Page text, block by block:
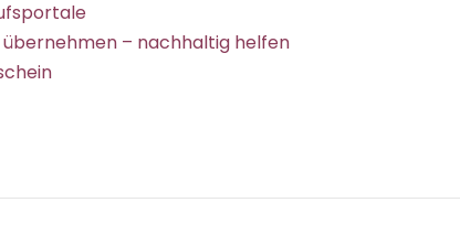
– nachhaltig helfen